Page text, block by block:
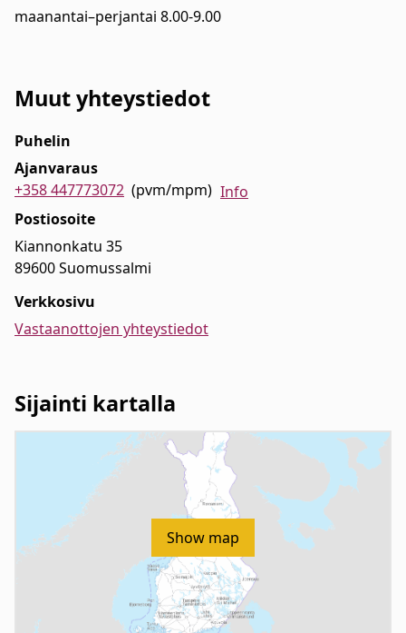
maanantai–perjantai 8.00-9.00
Muut yhteystiedot
Puhelin
Ajanvaraus
+358 447773072 (pvm/mpm) Info
Postiosoite
Kiannonkatu 35
89600 Suomussalmi
Verkkosivu
Vastaanottojen yhteystiedot
Sijainti kartalla
Show map